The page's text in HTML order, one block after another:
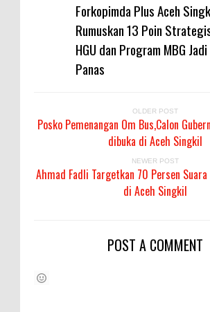
Forkopimda Plus Aceh
Rumuskan 13 Poin
HGU dan Program MBG
Panas
OLDER POST
Posko Pemenangan Om Bus,Calon
dibuka di Aceh Singkil
NEWER POST
Ahmad Fadli Targetkan 70 Persen
di Aceh Singkil
POST A COMMENT